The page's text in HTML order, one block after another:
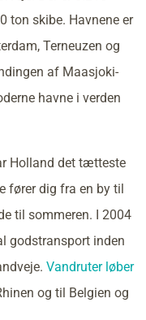
ton skibe. Havnene er
Terneuzen og
af Maasjoki-
havne i verden
Holland det tætteste
fører dig fra en by til
til sommeren. I 2004
godstransport inden
Vandruter løber
og til Belgien og